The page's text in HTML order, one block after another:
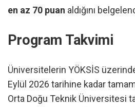
en az 70 puan aldığını
Program Takvimi
Üniversitelerin YÖKSİS
Eylül 2026 tarihine kadar
Orta Doğu Teknik Üniversitesi